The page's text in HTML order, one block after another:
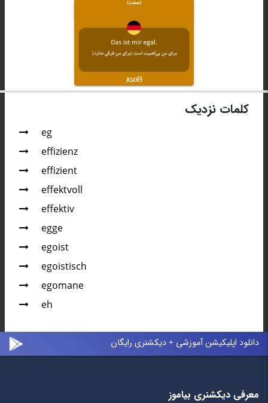
کلمات نزدیک
eg
effizienz
effizient
effektvoll
effektiv
egge
egoist
egoistisch
egomane
eh
دانلود اپلیکیشن آموزشی + دیکشنری رایگان
معرفی دیکشنری بیاموز